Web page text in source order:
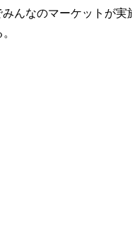
んなのマーケットが実